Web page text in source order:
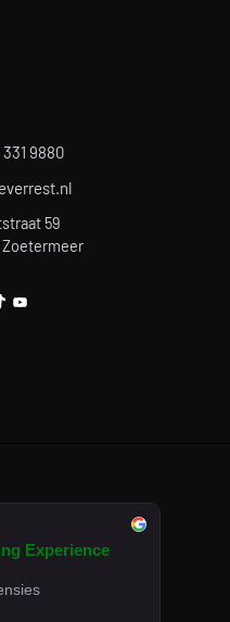
331 9880
59
Zoetermeer
YouTube
Experience